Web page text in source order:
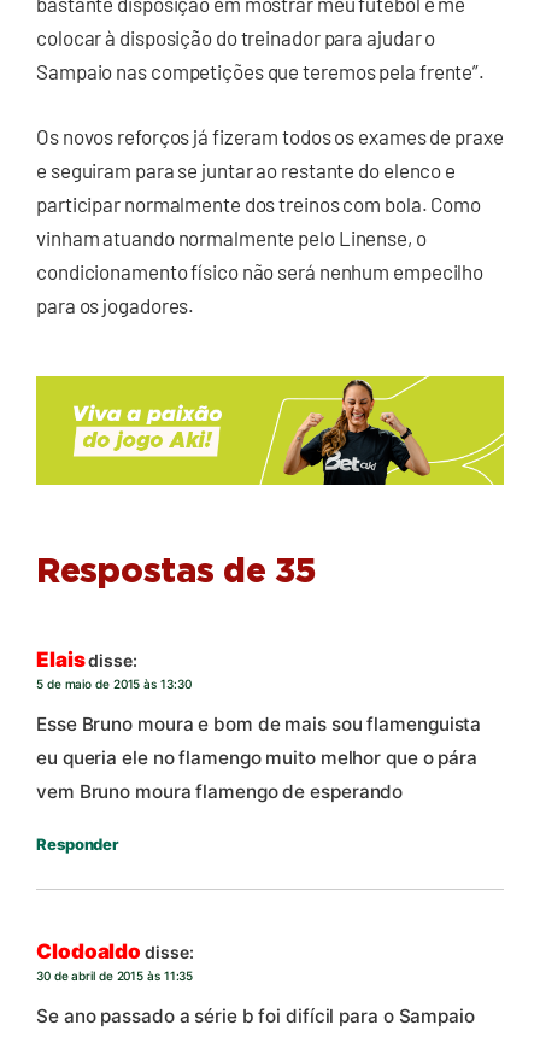
colocar à disposição do treinador para ajudar o
Sampaio nas competições que teremos pela frente”.
Os novos reforços já fizeram todos os exames de praxe
e seguiram para se juntar ao restante do elenco e
participar normalmente dos treinos com bola. Como
vinham atuando normalmente pelo Linense, o
condicionamento físico não será nenhum empecilho
para os jogadores.
Respostas de 35
Elaisdisse:
5 de maio de 2015 às 13:30
Esse Bruno moura e bom de mais sou flamenguista
eu queria ele no flamengo muito melhor que o pára
vem Bruno moura flamengo de esperando
Responder
Clodoaldo disse:
30 de abril de 2015 às 11:35
Se ano passado a série b foi difícil para o Sampaio